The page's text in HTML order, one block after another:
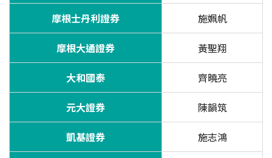
摩根士丹利證券 施姵帆
摩根大通證券 黃聖翔
大和國泰 齊曉亮
元大證券 陳韻筑
凱基證券 施志鴻